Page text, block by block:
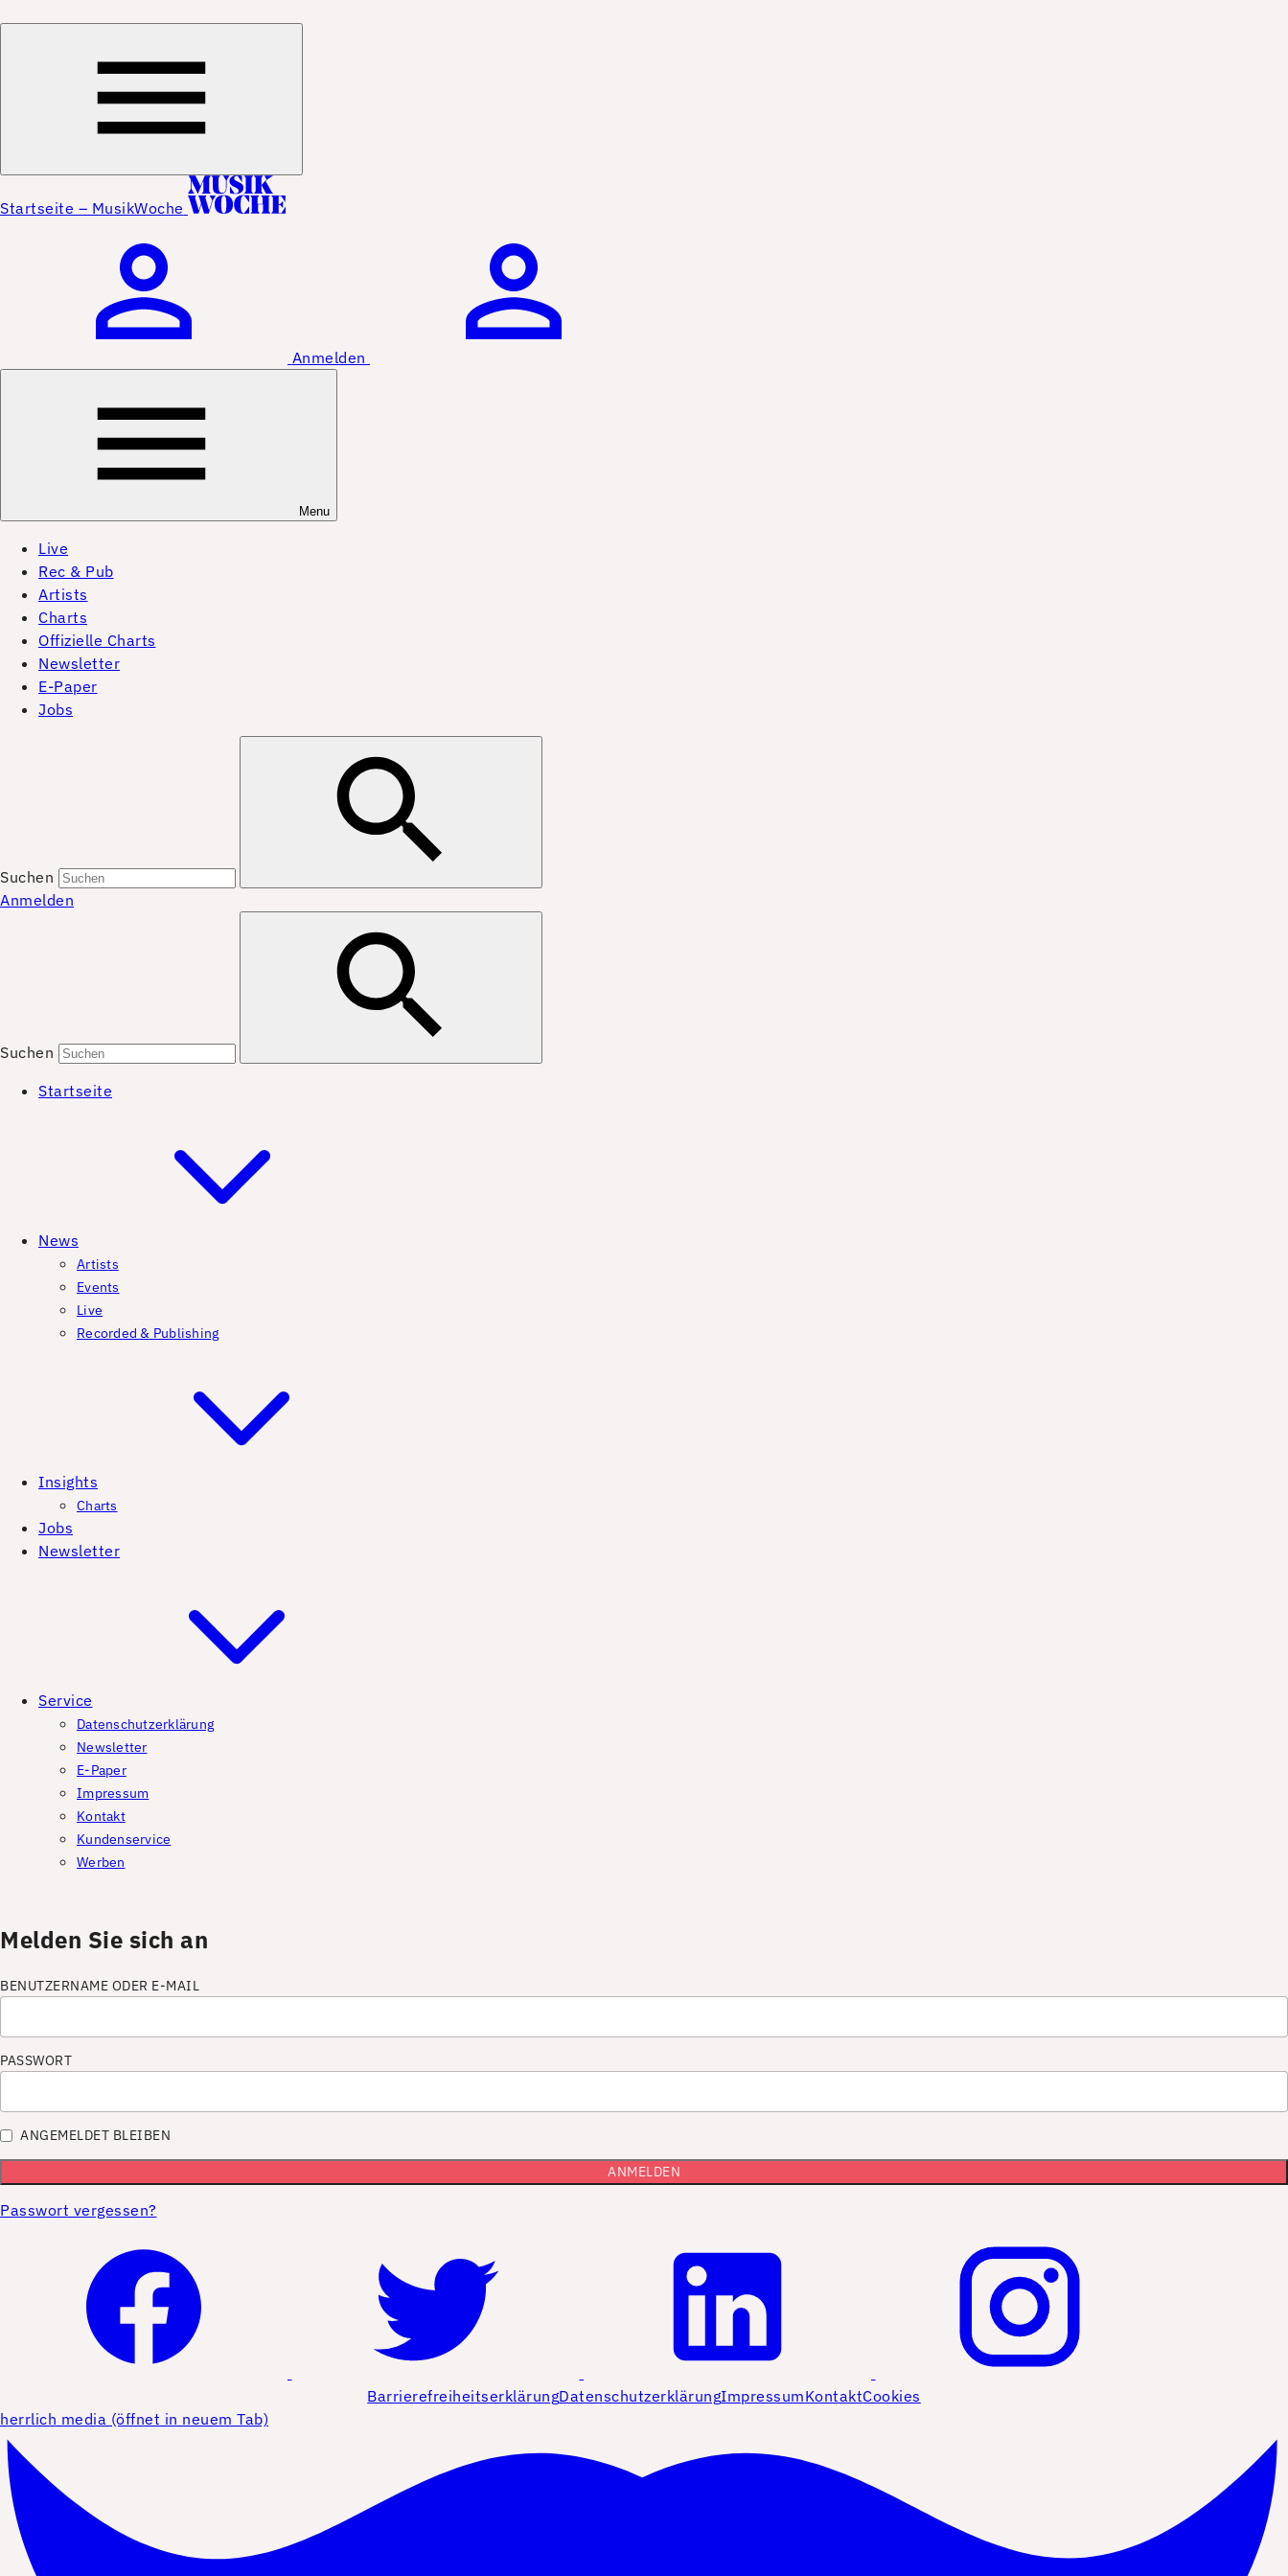
Startseite – MusikWoche
Anmelden
Menu
Live
Rec & Pub
Artists
Charts
Offizielle Charts
Newsletter
E-Paper
Jobs
Suchen
Anmelden
Suchen
Startseite
News
Artists
Events
Live
Recorded & Publishing
Insights
Charts
Jobs
Newsletter
Service
Datenschutzerklärung
Newsletter
E-Paper
Impressum
Kontakt
Kundenservice
Werben
Melden Sie sich an
BENUTZERNAME ODER E-MAIL
PASSWORT
ANGEMELDET BLEIBEN
Passwort vergessen?
BarrierefreiheitserklärungDatenschutzerklärungImpressumKontaktCookies
herrlich media (öffnet in neuem Tab)